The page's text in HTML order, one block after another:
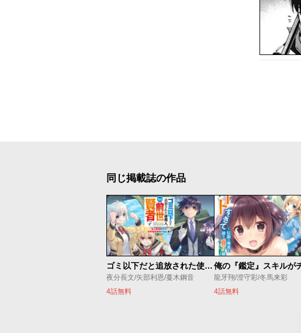
同じ掲載誌の作品
ゴミ以下だと追放された使用人、実は前世賢者です ～史上最強の賢者、世界最高峰の学園に通う～
夜分長文/矢部利恩/蔓木鋼音
4話無料
龍牙翔/澄守彩/冬馬来彩
4話無料